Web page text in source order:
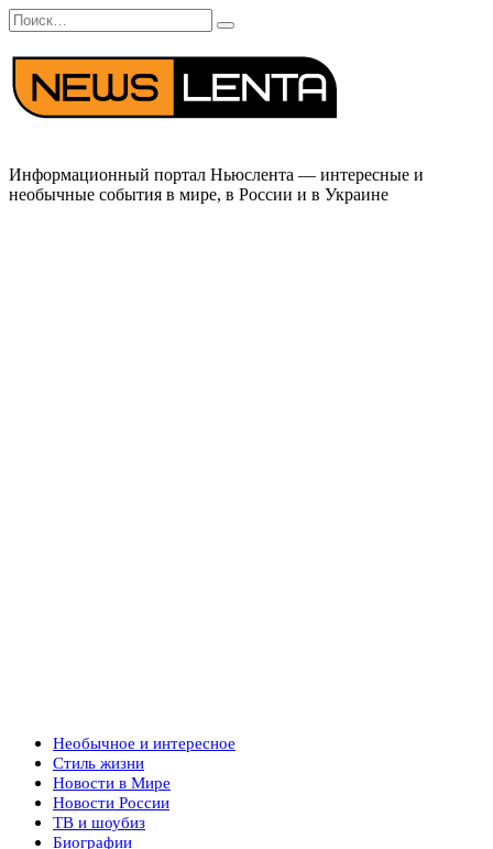
Перейти
к
содержанию
Search
for:
Информационный портал Ньюслента — интересные и
необычные события в мире, в России и в Украине
Необычное и интересное
Стиль жизни
Новости в Мире
Новости России
ТВ и шоубиз
Биографии